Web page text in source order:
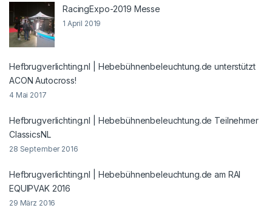
RacingExpo-2019 Messe
1 April 2019
Hefbrugverlichting.nl | Hebebühnenbeleuchtung.de unterstützt
ACON Autocross!
4 Mai 2017
Hefbrugverlichting.nl | Hebebühnenbeleuchtung.de Teilnehmer
ClassicsNL
28 September 2016
Hefbrugverlichting.nl | Hebebühnenbeleuchtung.de am RAI
EQUIPVAK 2016
29 März 2016